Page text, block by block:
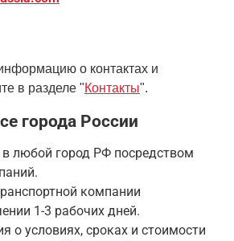
о контактах и
в разделе "Контакты".
города России
любой город РФ посредством
компании
1-3 рабочих дней.
о условиях, сроках и стоимости